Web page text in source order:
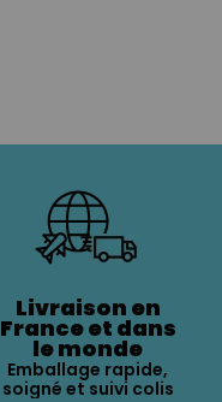
Livraison en
France et dans
le monde
Emballage rapide,
soigné et suivi colis